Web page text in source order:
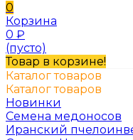
0
Корзина
0 ₽
(пусто)
Товар в корзине!
Каталог товаров
Каталог товаров
Новинки
Семена медоносов
Иранский